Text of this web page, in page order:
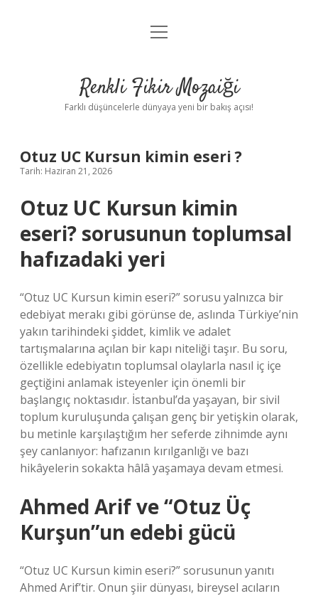
Anasayfa
Yasal Uyarı
menüyü
Renkli Fikir Mozaiği
Farklı düşüncelerle dünyaya yeni bir bakış açısı!
Otuz UC Kursun kimin eseri ?
Tarih: Haziran 21, 2026
Otuz UC Kursun kimin
eseri? sorusunun toplumsal
hafızadaki yeri
“Otuz UC Kursun kimin eseri?” sorusu yalnızca bir
edebiyat merakı gibi görünse de, aslında Türkiye’nin
yakın tarihindeki şiddet, kimlik ve adalet
tartışmalarına açılan bir kapı niteliği taşır. Bu soru,
özellikle edebiyatın toplumsal olaylarla nasıl iç içe
geçtiğini anlamak isteyenler için önemli bir
başlangıç noktasıdır. İstanbul’da yaşayan, bir sivil
toplum kuruluşunda çalışan genç bir yetişkin olarak,
bu metinle karşılaştığım her seferde zihnimde aynı
şey canlanıyor: hafızanın kırılganlığı ve bazı
hikâyelerin sokakta hâlâ yaşamaya devam etmesi.
Ahmed Arif ve “Otuz Üç
Kurşun”un edebi gücü
“Otuz UC Kursun kimin eseri?” sorusunun yanıtı
Ahmed Arif’tir. Onun şiir dünyası, bireysel acıların